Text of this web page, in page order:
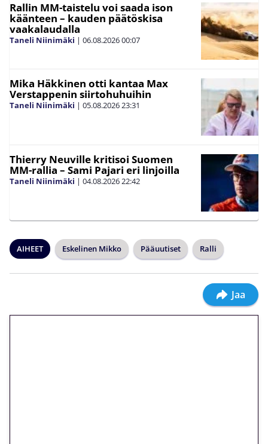
Rallin MM-taistelu voi saada ison
käänteen – kauden päätöskisa
vaakalaudalla
Taneli Niinimäki | 06.08.202600:07
Mika Häkkinen otti kantaa Max
Verstappenin siirtohuhuihin
Taneli Niinimäki | 05.08.202623:31
Thierry Neuville kritisoi Suomen
MM-rallia – Sami Pajari eri linjoilla
Taneli Niinimäki | 04.08.202622:42
AIHEET Eskelinen Mikko Pääuutiset Ralli
Jaa